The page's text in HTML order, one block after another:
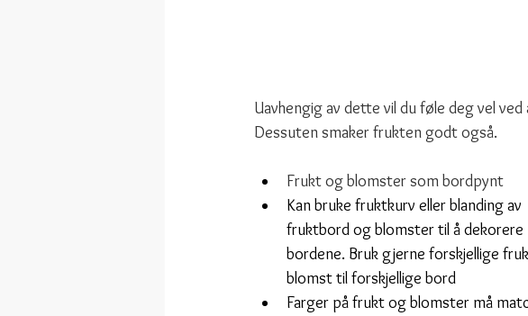
Uavhengig av dette vil du føle deg vel
Dessuten smaker frukten godt også.
Frukt og blomster som bordpynt
Kan bruke fruktkurv eller blanding av
fruktbord og blomster til å dekorere
bordene. Bruk gjerne forskjellige
blomst til forskjellige bord
Farger på frukt og blomster må